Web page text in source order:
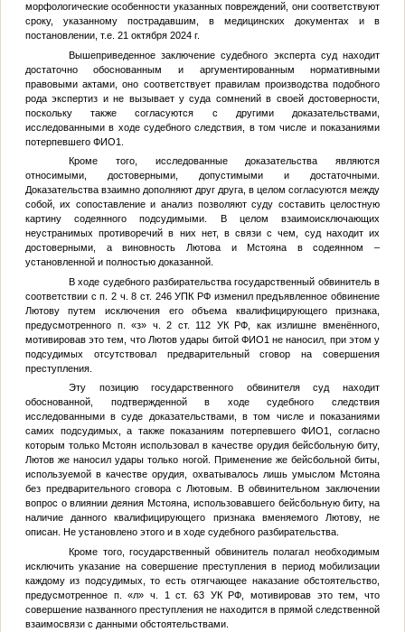
морфологические особенности указанных повреждений, они соответствуют
сроку, указанному пострадавшим, в медицинских документах и в
постановлении, т.е. 21 октября 2024 г.
Вышеприведенное заключение судебного эксперта суд находит
достаточно обоснованным и аргументированным нормативными
правовыми актами, оно соответствует правилам производства подобного
рода экспертиз и не вызывает у суда сомнений в своей достоверности,
поскольку также согласуются с другими доказательствами,
исследованными в ходе судебного следствия, в том числе и показаниями
потерпевшего ФИО1.
Кроме того, исследованные доказательства являются
относимыми, достоверными, допустимыми и достаточными.
Доказательства взаимно дополняют друг друга, в целом согласуются между
собой, их сопоставление и анализ позволяют суду составить целостную
картину содеянного подсудимыми. В целом взаимоисключающих
неустранимых противоречий в них нет, в связи с чем, суд находит их
достоверными, а виновность Лютова и Мстояна в содеянном –
установленной и полностью доказанной.
В ходе судебного разбирательства государственный обвинитель в
соответствии с п. 2 ч. 8 ст. 246 УПК РФ изменил предъявленное обвинение
Лютову путем исключения его объема квалифицирующего признака,
предусмотренного п. «з» ч. 2 ст. 112 УК РФ, как излишне вменённого,
мотивировав это тем, что Лютов удары битой ФИО1 не наносил, при этом у
подсудимых отсутствовал предварительный сговор на совершения
преступления.
Эту позицию государственного обвинителя суд находит
обоснованной, подтвержденной в ходе судебного следствия
исследованными в суде доказательствами, в том числе и показаниями
самих подсудимых, а также показаниям потерпевшего ФИО1, согласно
которым только Мстоян использовал в качестве орудия бейсбольную биту,
Лютов же наносил удары только ногой. Применение же бейсбольной биты,
используемой в качестве орудия, охватывалось лишь умыслом Мстояна
без предварительного сговора с Лютовым. В обвинительном заключении
вопрос о влиянии деяния Мстояна, использовавшего бейсбольную биту, на
наличие данного квалифицирующего признака вменяемого Лютову, не
описан. Не установлено этого и в ходе судебного разбирательства.
Кроме того, государственный обвинитель полагал необходимым
исключить указание на совершение преступления в период мобилизации
каждому из подсудимых, то есть отягчающее наказание обстоятельство,
предусмотренное п. «л» ч. 1 ст. 63 УК РФ, мотивировав это тем, что
совершение названного преступления не находится в прямой следственной
взаимосвязи с данными обстоятельствами.